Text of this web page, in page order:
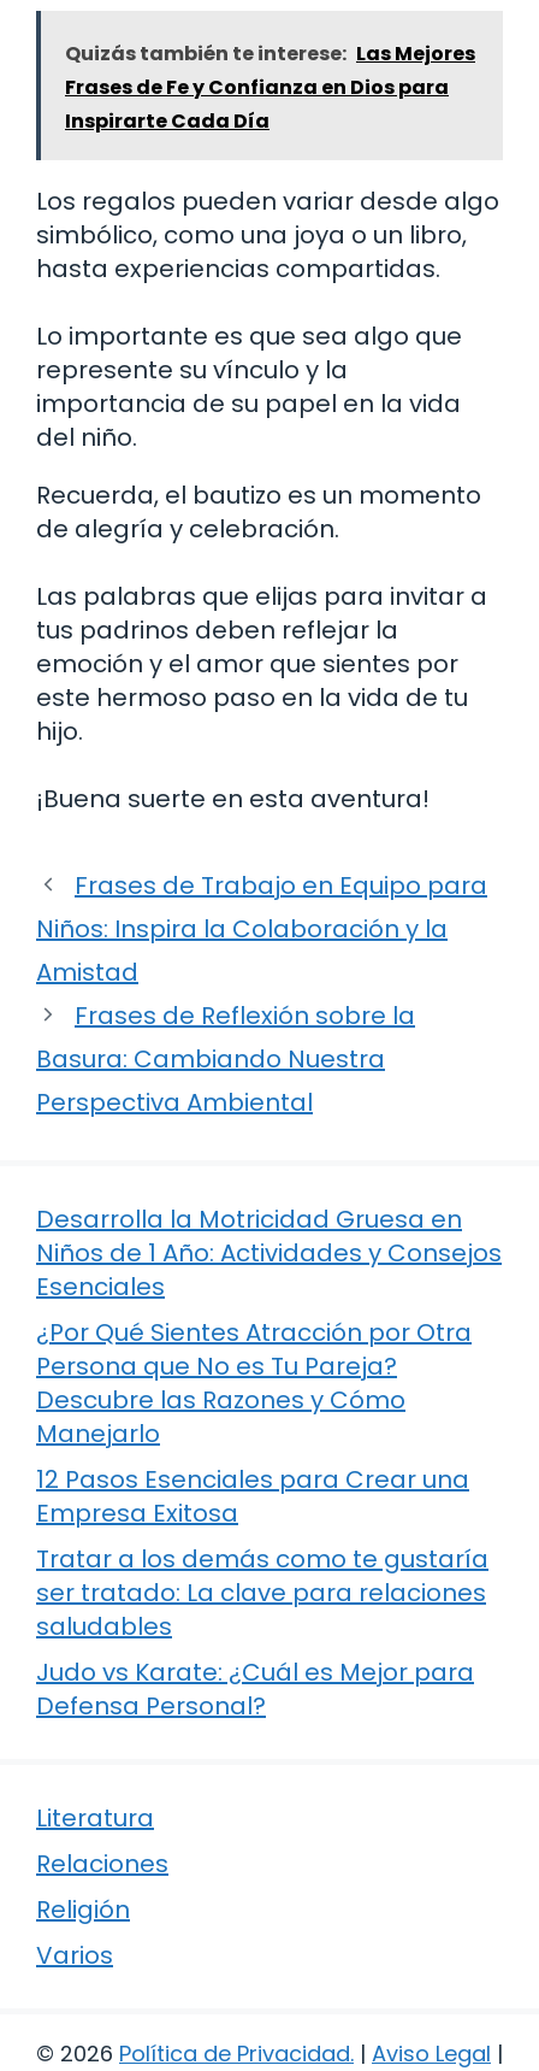
Quizás también te interese: Las Mejores
Frases de Fe y Confianza en Dios para
Inspirarte Cada Día
Los regalos pueden variar desde algo
simbólico, como una joya o un libro,
hasta experiencias compartidas.
Lo importante es que sea algo que
represente su vínculo y la
importancia de su papel en la vida
del niño.
Recuerda, el bautizo es un momento
de alegría y celebración.
Las palabras que elijas para invitar a
tus padrinos deben reflejar la
emoción y el amor que sientes por
este hermoso paso en la vida de tu
hijo.
¡Buena suerte en esta aventura!
Frases de Trabajo en Equipo para
Niños: Inspira la Colaboración y la
Amistad
Frases de Reflexión sobre la
Basura: Cambiando Nuestra
Perspectiva Ambiental
Desarrolla la Motricidad Gruesa en
Niños de 1 Año: Actividades y Consejos
Esenciales
¿Por Qué Sientes Atracción por Otra
Persona que No es Tu Pareja?
Descubre las Razones y Cómo
Manejarlo
12 Pasos Esenciales para Crear una
Empresa Exitosa
Tratar a los demás como te gustaría
ser tratado: La clave para relaciones
saludables
Judo vs Karate: ¿Cuál es Mejor para
Defensa Personal?
Literatura
Relaciones
Religión
Varios
© 2026 Política de Privacidad. | Aviso Legal |